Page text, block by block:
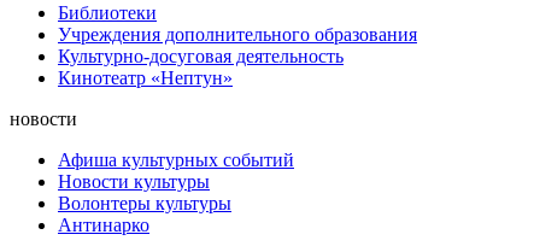
Библиотеки
Учреждения дополнительного образования
Культурно-досуговая деятельность
Кинотеатр «Нептун»
новости
Афиша культурных событий
Новости культуры
Волонтеры культуры
Антинарко